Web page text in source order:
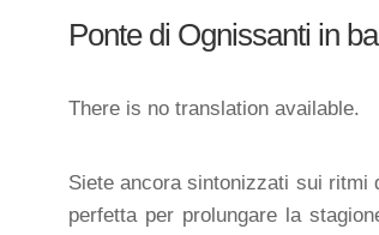
Ponte di Ognissanti in
There is no translation available.
Siete ancora sintonizzati sui ritmi
perfetta per prolungare la